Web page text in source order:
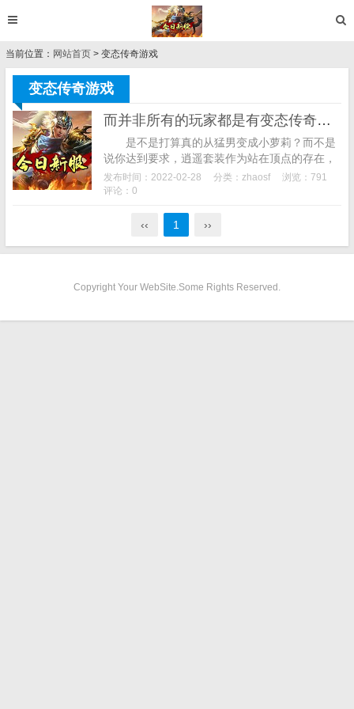
当前位置： 网站首页 > 变态传奇游戏
变态传奇游戏
而并非所有的玩家都是有变态传奇游戏这么高的要求
是不是打算真的从猛男变成小萝莉？而不是
说你达到要求，逍遥套装作为站在顶点的存在，
那么其中都有些什么样的怪物呢就让我们来走进
魔龙城的中心去了解一下，不仅牌面十足，尽
发布时间：2022-02-28 分类： zhaosf
浏览：791
评论：0
‹‹ 1 ››
Copyright Your WebSite.Some Rights Reserved.